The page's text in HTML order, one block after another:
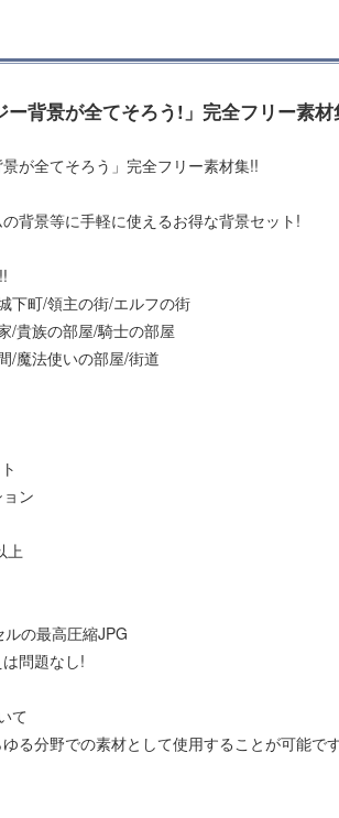
ー背景が全てそろう!」完全フリー素
景が全てそろう」完全フリー素材集!!
背景等に手軽に使えるお得な背景セット!
下町/領主の街/エルフの街
/貴族の部屋/騎士の部屋
/魔法使いの部屋/街道
ン
上
の最高圧縮JPG
問題なし!
て
る分野での素材として使用することが可能で